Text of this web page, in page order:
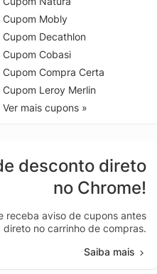
Cupom Mobly
Cupom Decathlon
Cupom Cobasi
Cupom Compra Certa
Cupom Leroy Merlin
Ver mais cupons »
desconto direto
no Chrome!
receba aviso de cupons antes
no carrinho de compras.
Saiba mais